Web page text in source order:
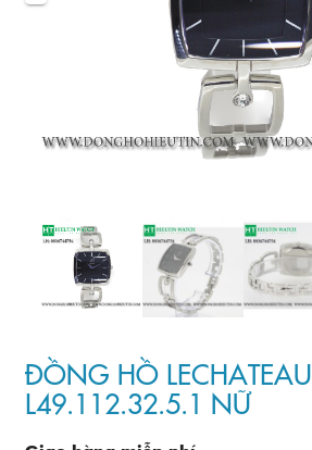
ĐỒNG HỒ LECHATEAU
L49.112.32.5.1 NỮ